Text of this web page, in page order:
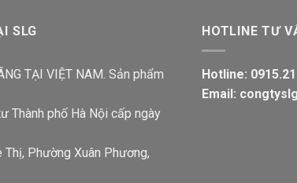
SLG
TẠI VIỆT NAM. Sản phẩm
Thành phố Hà Nội cấp ngày
Phường Xuân Phương,
HOTLINE TƯ
Hotline:
Email: